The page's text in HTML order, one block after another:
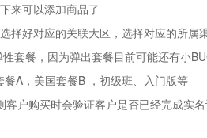
来可以添加商品了
择好对应的关联大区，选择对应的所属渠
套餐，因为弹出套餐目前可能还有小
A，美国套餐B ，初级班、入门版等
户购买时会验证客户是否已经完成实